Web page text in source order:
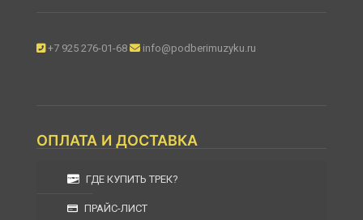
+7 925 276-01-68 info@podberimuzyku.ru
ОПЛАТА И ДОСТАВКА
ГДЕ КУПИТЬ ТРЕК?
ПРАЙС-ЛИСТ